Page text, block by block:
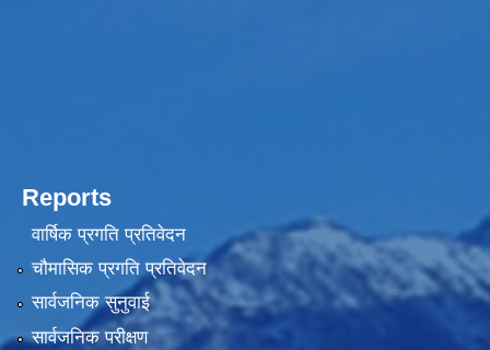
Reports
वार्षिक प्रगति प्रतिवेदन
चौमासिक प्रगति प्रतिवेदन
सार्वजनिक सुनुवाई
सार्वजनिक परीक्षण